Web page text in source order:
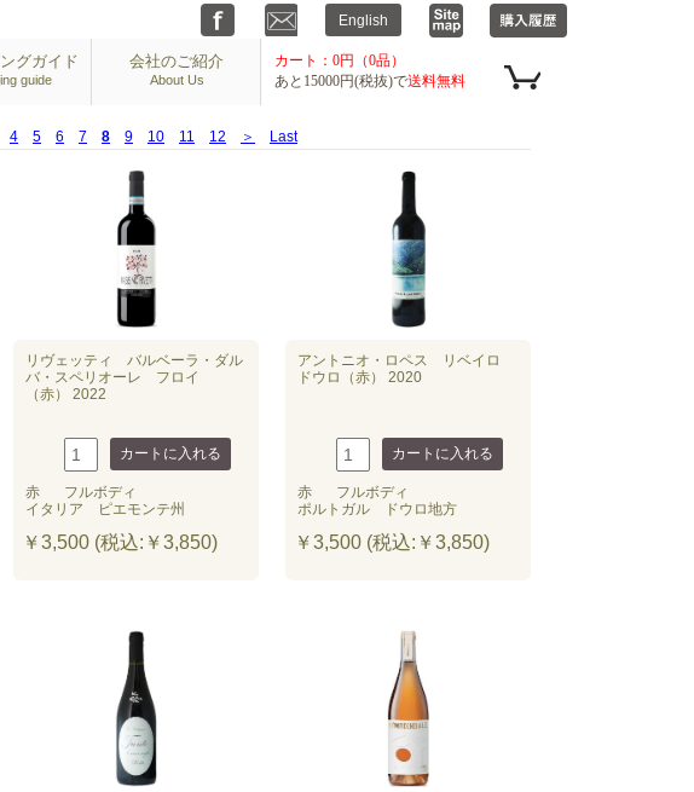
グガイド
guide
会社のご紹介
About Us
カート：0円（0品）
あと15000円(税抜)で送料無料
4 5 6 7 8 9 10 11 12 ＞ Last
リヴェッティ バルベーラ・ダル
バ・スペリオーレ フロイ
（赤） 2022
赤
フルボディ
イタリア ピエモンテ州
￥3,500 (税込:￥3,850)
アントニオ・ロペス リベイロ
ドウロ（赤） 2020
赤
フルボディ
ポルトガル ドウロ地方
￥3,500 (税込:￥3,850)